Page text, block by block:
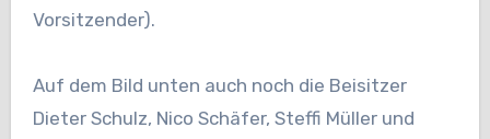
Vorsitzender).
Auf dem Bild unten auch noch die Beisitzer
Dieter Schulz, Nico Schäfer, Steffi Müller und